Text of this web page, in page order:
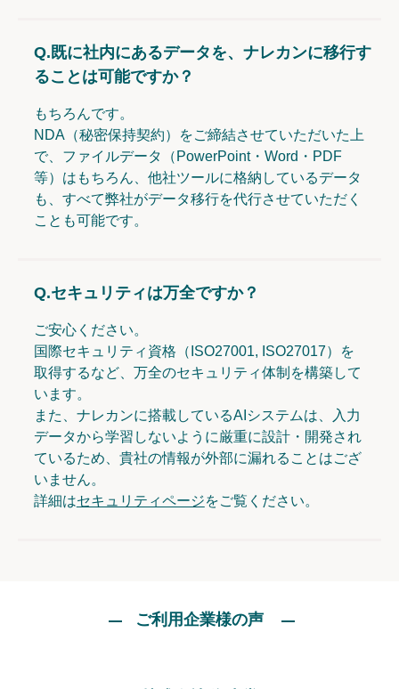
Q.既に社内にあるデータを、ナレカンに移行す
ることは可能ですか？
もちろんです。
NDA（秘密保持契約）をご締結させていただいた上
で、ファイルデータ（PowerPoint・Word・PDF
等）はもちろん、他社ツールに格納しているデータ
も、すべて弊社がデータ移行を代行させていただく
ことも可能です。
Q.セキュリティは万全ですか？
ご安心ください。
国際セキュリティ資格（ISO27001, ISO27017）を
取得するなど、万全のセキュリティ体制を構築して
います。
また、ナレカンに搭載しているAIシステムは、入力
データから学習しないように厳重に設計・開発され
ているため、貴社の情報が外部に漏れることはござ
いません。
詳細はセキュリティページをご覧ください。
ご利用企業様の声